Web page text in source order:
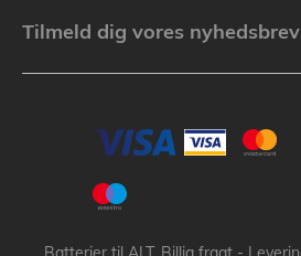
Tilmeld dig vores